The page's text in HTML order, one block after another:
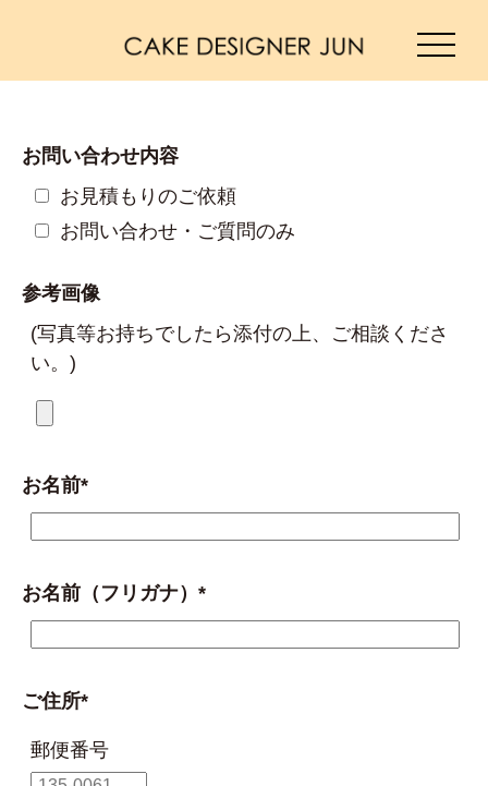
お問い合わせ内容
お見積もりのご依頼
お問い合わせ・ご質問のみ
参考画像
(写真等お持ちでしたら添付の上、ご相談くださ
い。)
お名前*
お名前（フリガナ）*
ご住所*
郵便番号